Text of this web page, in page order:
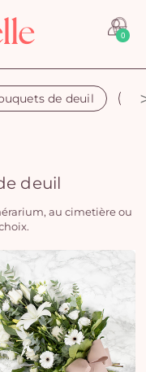
0
de deuil
deuil
au cimetière ou